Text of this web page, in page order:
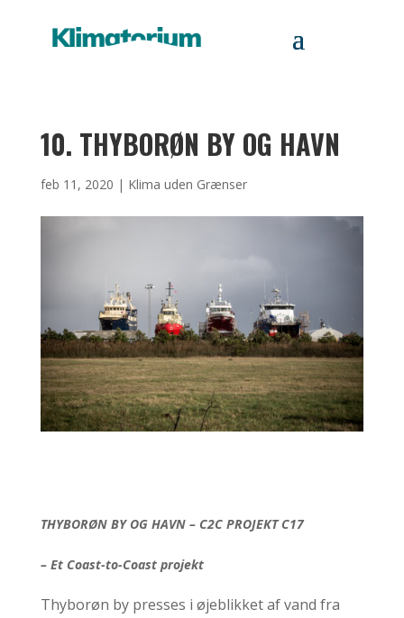
10. THYBORØN BY OG HAVN
feb 11, 2020 | Klima uden Grænser
THYBORØN BY OG HAVN – C2C PROJEKT C17
– Et Coast-to-Coast projekt
Thyborøn by presses i øjeblikket af vand fra